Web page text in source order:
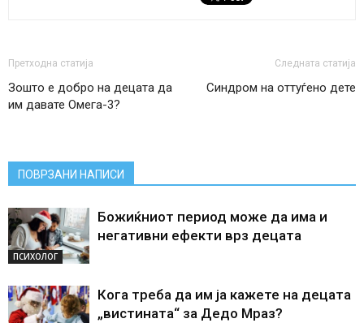
Претходна статија
Зошто е добро на децата да
им давате Омега-3?
Следната статија
Синдром на оттуѓено дете
ПОВРЗАНИ НАПИСИ
ПСИХОЛОГ
Божиќниот период може да има и
негативни ефекти врз децата
Кога треба да им ја кажете на децата
„вистината“ за Дедо Мраз?